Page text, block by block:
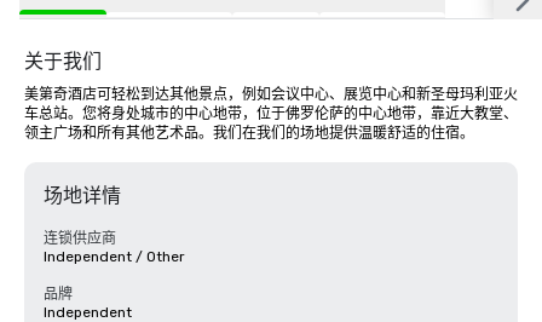
关于我们
美第奇酒店可轻松到达其他景点，例如会议中心、展览中心和新圣母玛利亚火
车总站。您将身处城市的中心地带，位于佛罗伦萨的中心地带，靠近大教堂、
领主广场和所有其他艺术品。我们在我们的场地提供温暖舒适的住宿。
场地详情
连锁供应商
Independent / Other
品牌
Independent